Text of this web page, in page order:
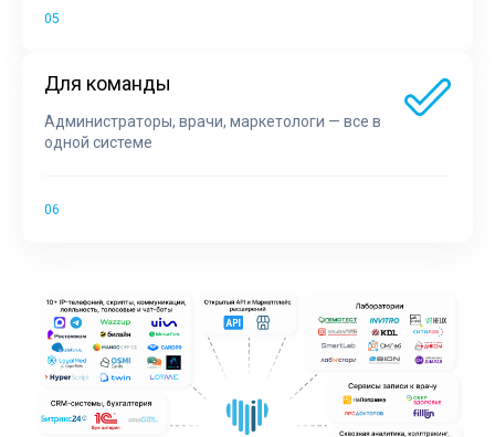
Для команды
Администраторы, врачи, маркетологи — все в
одной системе